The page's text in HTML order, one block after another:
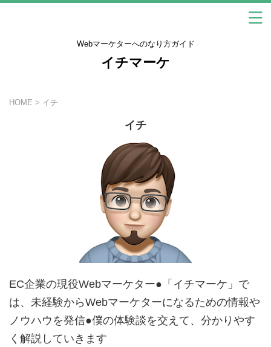
Webマーケターへのなり方ガイド
イチマーケ
HOME > イチ
イチ
EC企業の現役Webマーケター●「イチマーケ」で
は、未経験からWebマーケターになるための情報や
ノウハウを発信●僕の体験談を交えて、分かりやす
く解説していきます